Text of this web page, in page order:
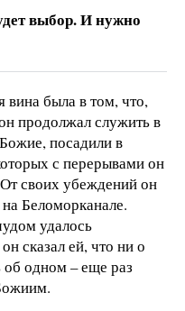
выбор. И нужно
вина была в том, что,
продолжал служить в
посадили в
с перерывами он
своих убеждений он
Беломорканале.
удалось
сказал ей, что ни о
об одном – еще раз